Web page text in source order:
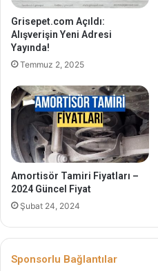
Grisepet.com Açıldı:
Alışverişin Yeni Adresi
Yayında!
Temmuz 2, 2025
Amortisör Tamiri Fiyatları –
2024 Güncel Fiyat
Şubat 24, 2024
Sponsorlu Bağlantılar